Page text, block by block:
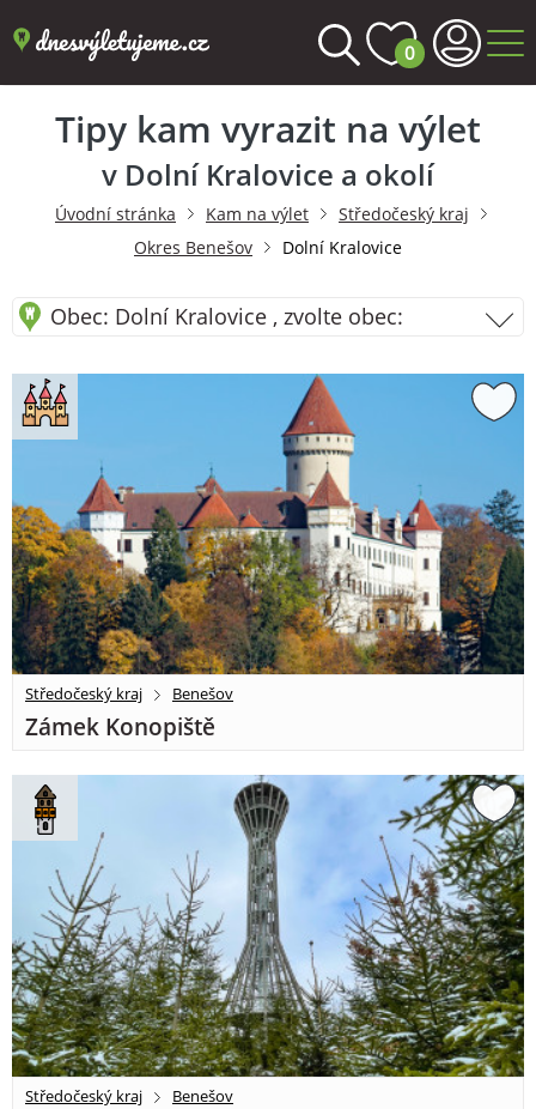
0
Tipy kam vyrazit na výlet
v Dolní Kralovice a okolí
Úvodní stránka Kam na výlet
Středočeský kraj
Okres Benešov
Dolní Kralovice
Obec: Dolní Kralovice , zvolte obec:
Středočeský kraj Benešov
Zámek Konopiště
Středočeský kraj Benešov